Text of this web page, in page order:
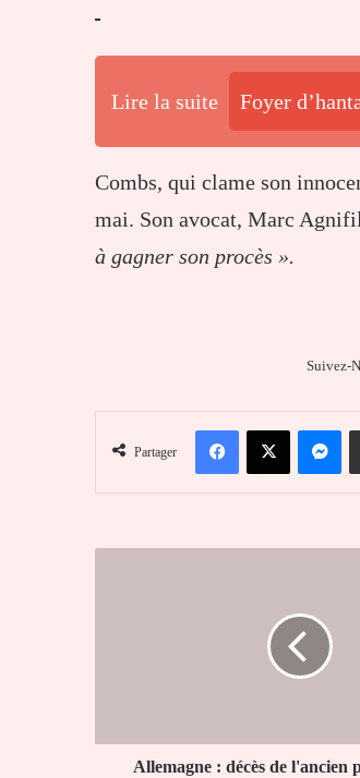
Lire la suite Foyer
Combs, qui clame son
mai. Son avocat, Marc
à gagner son procès ».
Suivez-
Partager
FacebookX
Allemagne : décès de l'ancien